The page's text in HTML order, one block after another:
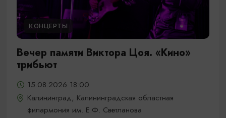
КОНЦЕРТЫ
Вечер памяти Виктора Цоя. «Кино»
трибьют
15.08.2026 18:00
Калининград, Калининградская областная
филармония им. Е.Ф. Светланова